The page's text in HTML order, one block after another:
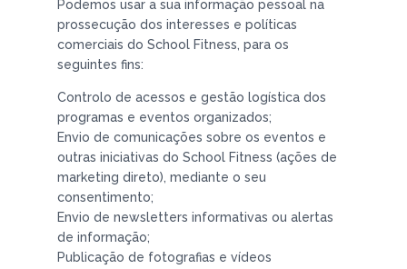
Podemos usar a sua informação pessoal na
prossecução dos interesses e políticas
comerciais do School Fitness, para os
seguintes fins:
Controlo de acessos e gestão logística dos
programas e eventos organizados;
Envio de comunicações sobre os eventos e
outras iniciativas do School Fitness (ações de
marketing direto), mediante o seu
consentimento;
Envio de newsletters informativas ou alertas
de informação;
Publicação de fotografias e vídeos